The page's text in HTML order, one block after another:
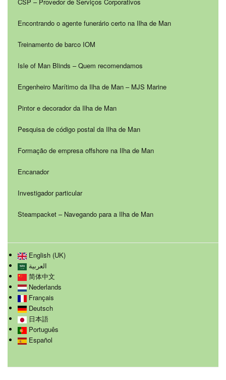
Encontrando o agente funerário certo na Ilha de Man
Treinamento de barco IOM
Isle of Man Blinds – Quem recomendamos
Engenheiro Marítimo da Ilha de Man – MJS Marine
Pintor e decorador da Ilha de Man
Pesquisa de código postal da Ilha de Man
Formação de empresa offshore na Ilha de Man
Encanador
Investigador particular
Steampacket – Navegando para a Ilha de Man
English (UK)
العربية
简体中文
Nederlands
Français
Deutsch
日本語
Português
Español